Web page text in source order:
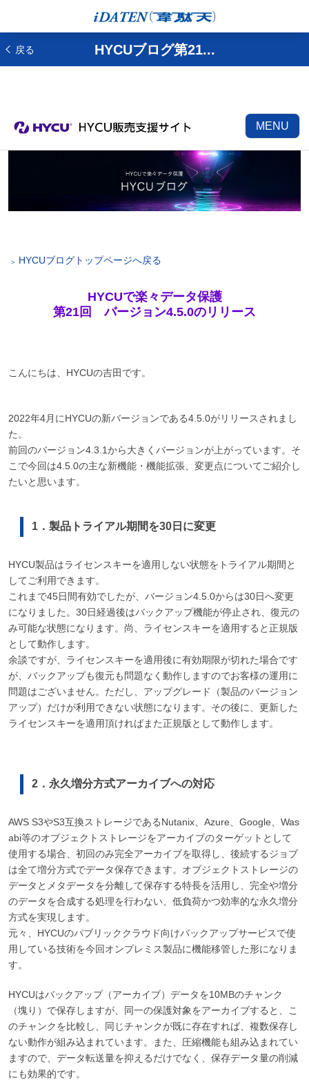
戻る HYCUブログ第21...
MENU
HYCUブログトップページへ戻る
HYCUで楽々データ保護
第21回 バージョン4.5.0のリリース
こんにちは、HYCUの吉田です。
2022年4月にHYCUの新バージョンである4.5.0がリリースされまし
た。
前回のバージョン4.3.1から大きくバージョンが上がっています。そ
こで今回は4.5.0の主な新機能・機能拡張、変更点についてご紹介し
たいと思います。
1．製品トライアル期間を30日に変更
HYCU製品はライセンスキーを適用しない状態をトライアル期間と
してご利用できます。
これまで45日間有効でしたが、バージョン4.5.0からは30日へ変更
になりました。30日経過後はバックアップ機能が停止され、復元の
み可能な状態になります。尚、ライセンスキーを適用すると正規版
として動作します。
余談ですが、ライセンスキーを適用後に有効期限が切れた場合です
が、バックアップも復元も問題なく動作しますのでお客様の運用に
問題はございません。ただし、アップグレード（製品のバージョン
アップ）だけが利用できない状態になります。その後に、更新した
ライセンスキーを適用頂ければまた正規版として動作します。
2．永久増分方式アーカイブへの対応
AWS S3やS3互換ストレージであるNutanix、Azure、Google、Was
abi等のオブジェクトストレージをアーカイブのターゲットとして
使用する場合、初回のみ完全アーカイブを取得し、後続するジョブ
は全て増分方式でデータ保存できます。オブジェクトストレージの
データとメタデータを分離して保存する特長を活用し、完全や増分
のデータを合成する処理を行わない、低負荷かつ効率的な永久増分
方式を実現します。
元々、HYCUのパブリッククラウド向けバックアップサービスで使
用している技術を今回オンプレミス製品に機能移管した形になりま
す。
HYCUはバックアップ（アーカイブ）データを10MBのチャンク
（塊り）で保存しますが、同一の保護対象をアーカイブすると、こ
のチャンクを比較し、同じチャンクが既に存在すれば、複数保存し
ない動作が組み込まれています。また、圧縮機能も組み込まれてい
ますので、データ転送量を抑えるだけでなく、保存データ量の削減
にも効果的です。